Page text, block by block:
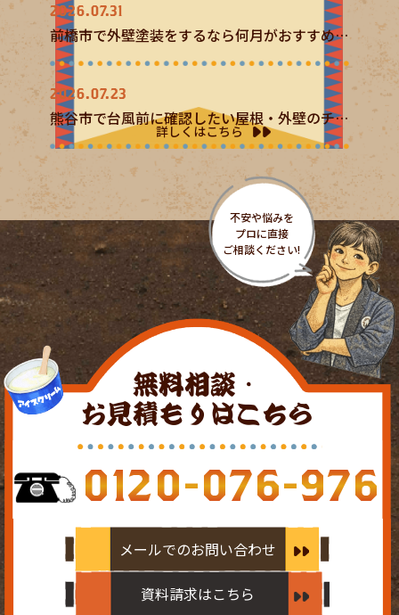
2026.07.31
前橋市で外壁塗装をするなら何月がおすすめ？
季節ごとのメリット・注意点を解説
2026.07.23
熊谷市で台風前に確認したい屋根・外壁のチェ
ックポイント｜雨漏りや破損を防ぐために
詳しくはこちら
無料相談・
お見積もりはこちら
0120-076-976
メールでのお問い合わせ
資料請求はこちら